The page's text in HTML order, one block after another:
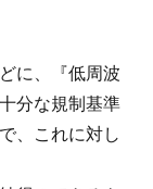
に、『低周波
分な規制基準
、これに対し